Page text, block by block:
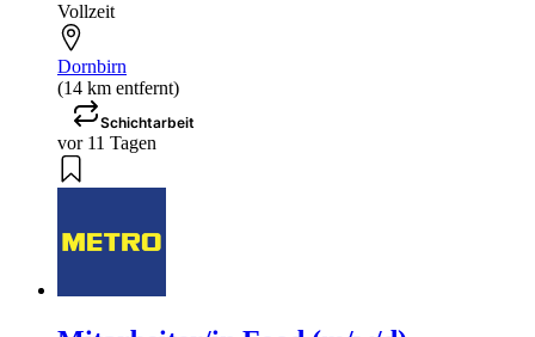
Vollzeit
Dornbirn
(14 km entfernt)
Schichtarbeit
vor 11 Tagen